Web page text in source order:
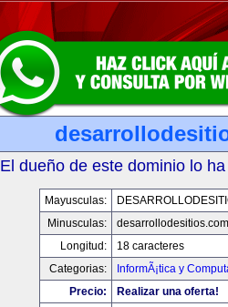
El dueño de este dominio lo
Mayusculas:
Minusculas:
desarrollodesitios.com
Longitud:
18 caracteres
Categorias:
InformÃ¡tica y
Precio:
Realizar una oferta!